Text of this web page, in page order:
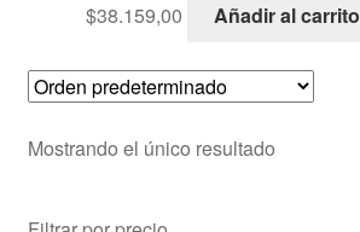
$38.159,00 Añadir al carrito
Mostrando el único resultado